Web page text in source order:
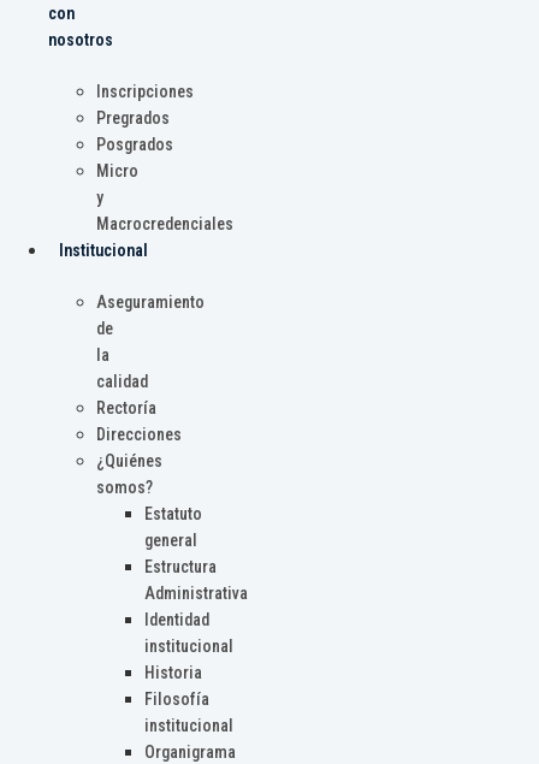
con
nosotros
Inscripciones
Pregrados
Posgrados
Micro
y
Macrocredenciales
Institucional
Aseguramiento
de
la
calidad
Rectoría
Direcciones
¿Quiénes
somos?
Estatuto
general
Estructura
Administrativa
Identidad
institucional
Historia
Filosofía
institucional
Organigrama